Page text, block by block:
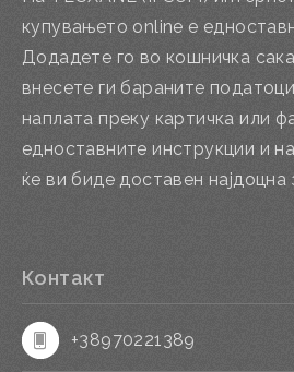
купувањето online е
Додадете го во кошничка
внесете ги бараните
наплата преку картичка или
едноставните инструкции и
ќе ви биде доставен најдоцна
Контакт
+38970221389